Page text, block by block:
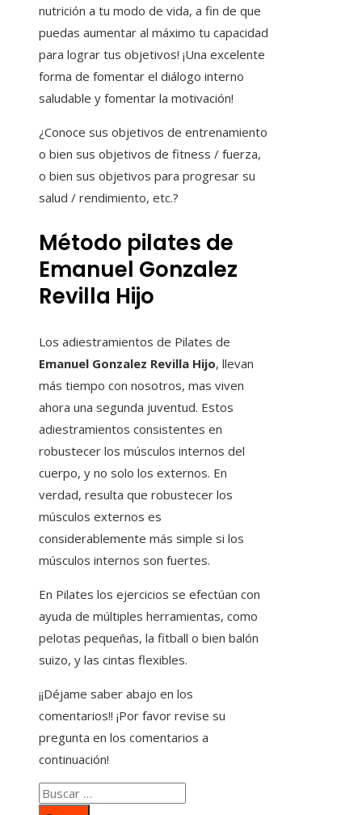
nutrición a tu modo de vida, a fin de que
puedas aumentar al máximo tu capacidad
para lograr tus objetivos! ¡Una excelente
forma de fomentar el diálogo interno
saludable y fomentar la motivación!
¿Conoce sus objetivos de entrenamiento
o bien sus objetivos de fitness / fuerza,
o bien sus objetivos para progresar su
salud / rendimiento, etc.?
Método pilates de
Emanuel Gonzalez
Revilla Hijo
Los adiestramientos de Pilates de
Emanuel Gonzalez Revilla Hijo, llevan
más tiempo con nosotros, mas viven
ahora una segunda juventud. Estos
adiestramientos consistentes en
robustecer los músculos internos del
cuerpo, y no solo los externos. En
verdad, resulta que robustecer los
músculos externos es
considerablemente más simple si los
músculos internos son fuertes.
En Pilates los ejercicios se efectúan con
ayuda de múltiples herramientas, como
pelotas pequeñas, la fitball o bien balón
suizo, y las cintas flexibles.
¡¡Déjame saber abajo en los
comentarios!! ¡Por favor revise su
pregunta en los comentarios a
continuación!
Buscar: